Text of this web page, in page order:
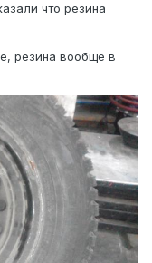
что резина
резина вообще в